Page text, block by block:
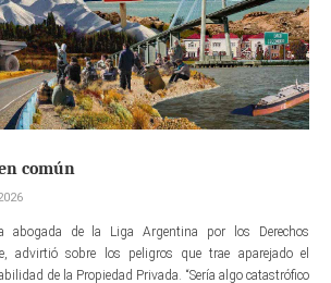
común
abogada de la Liga Argentina por los Derechos
advirtió sobre los peligros que trae aparejado el
de la Propiedad Privada. “Sería algo catastrófico